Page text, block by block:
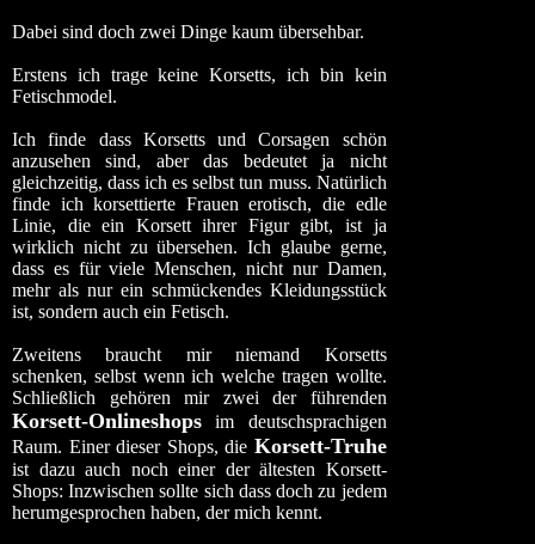
Dabei sind doch zwei Dinge kaum übersehbar.
Erstens ich tragekeine Korsetts, ich bin kein
Fetischmodel.
Ich finde dass Korsetts und Corsagen schön
anzusehen sind, aber das bedeutet ja nicht
gleichzeitig, dass ich es selbst tun muss. Natürlich
finde ich korsettierte Frauen erotisch, die edle
Linie, die ein Korsett ihrer Figur gibt, ist ja
wirklich nicht zu übersehen. Ich glaube gerne,
dass es für viele Menschen, nicht nur Damen,
mehr als nur ein schmückendes Kleidungsstück
ist, sondern auch ein Fetisch.
Zweitens braucht mir niemand Korsetts
schenken, selbst wenn ich welche tragen wollte.
Schließlich gehören mir zwei der führenden
Korsett-Onlineshops im deutschsprachigen
Raum. Einer dieser Shops, die Korsett-Truhe
ist dazu auch noch einer der ältesten Korsett-
Shops: Inzwischen sollte sich dass doch zu jedem
herumgesprochen haben, der mich kennt.